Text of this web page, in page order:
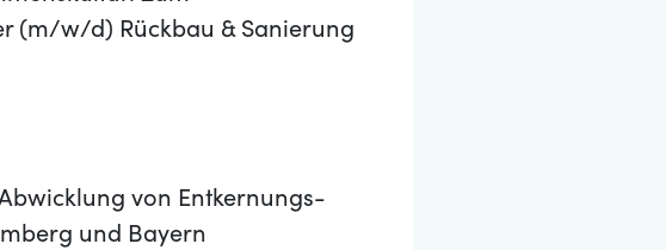
(m/w/d) Rückbau & Sanierung
von Entkernungs-
und Bayern